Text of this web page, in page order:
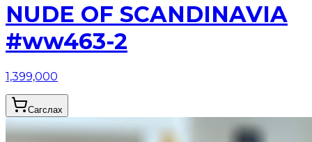
NUDE OF SCANDINAVIA
#ww463-2
1,399,000
Сагслах